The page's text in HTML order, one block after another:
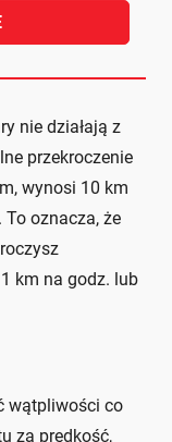
nie działają z
przekroczenie
wynosi 10 km
oznacza, że
km na godz. lub
wątpliwości co
za prędkość,